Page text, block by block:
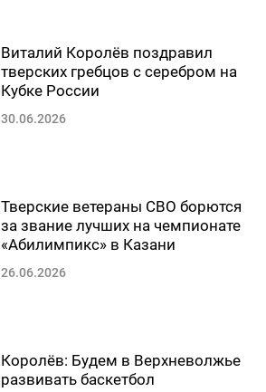
Виталий Королёв поздравил
тверских гребцов с серебром на
Кубке России
30.06.2026
Тверские ветераны СВО борются
за звание лучших на чемпионате
«Абилимпикс» в Казани
26.06.2026
Королёв: Будем в Верхневолжье
развивать баскетбол